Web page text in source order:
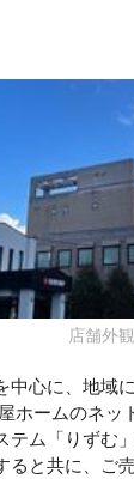
店舗外観
中心に、地域
ホームのネッ
テム「りずむ
ると共に、ご